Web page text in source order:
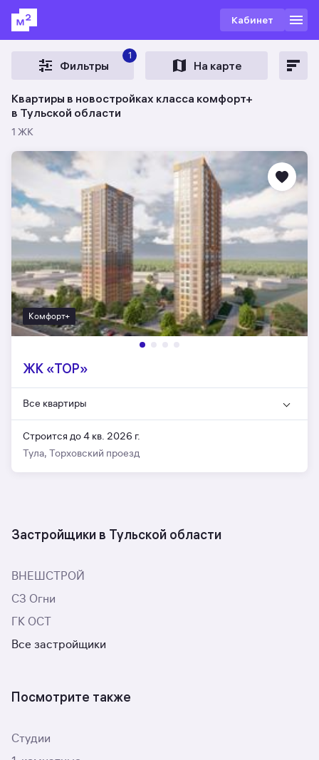
Кабинет
Фильтры
1
На карте
Квартиры в новостройках класса комфорт+
в Тульской области
1 ЖК
Комфорт+
ЖК «ТОР»
Все квартиры
Строится до 4 кв. 2026 г.
Тула, Торховский проезд
Застройщики в Тульской области
ВНЕШСТРОЙ
СЗ Огни
ГК ОСТ
Все застройщики
Посмотрите также
Студии